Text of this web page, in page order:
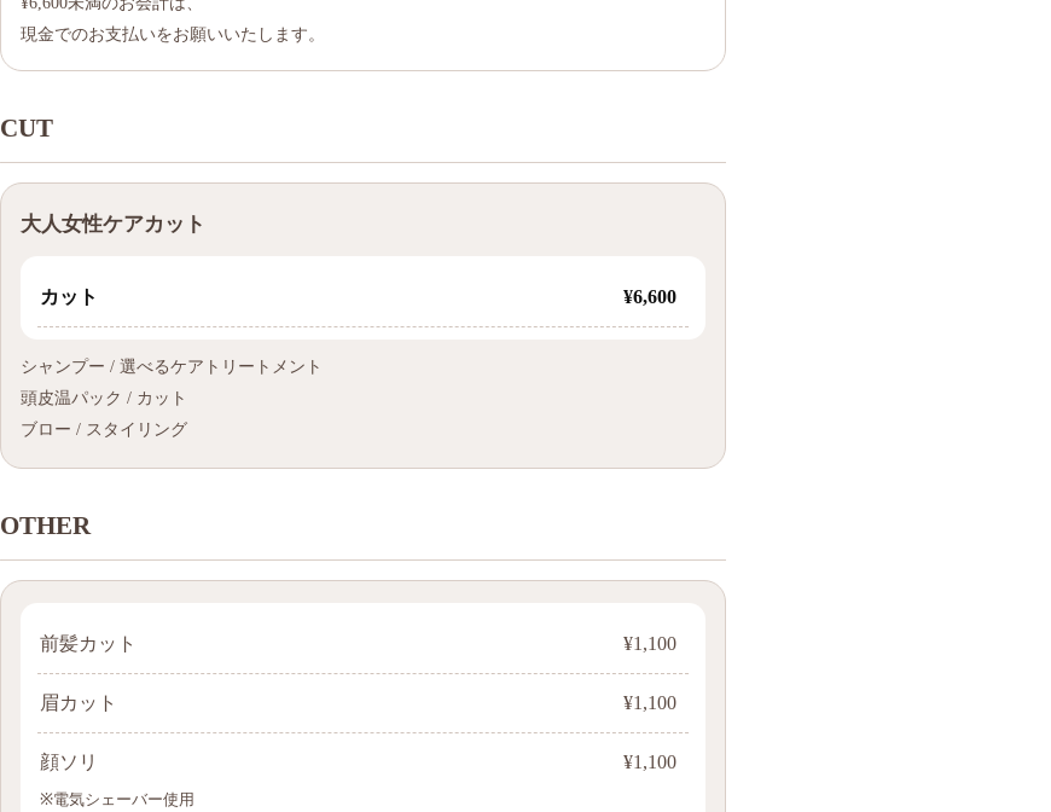
現金でのお支払いをお願いいたします。
CUT
大人女性ケアカット
カット ¥6,600
シャンプー / 選べるケアトリートメント
頭皮温パック / カット
ブロー / スタイリング
OTHER
前髪カット ¥1,100
眉カット ¥1,100
顔ソリ
※電気シェーバー使用
¥1,100